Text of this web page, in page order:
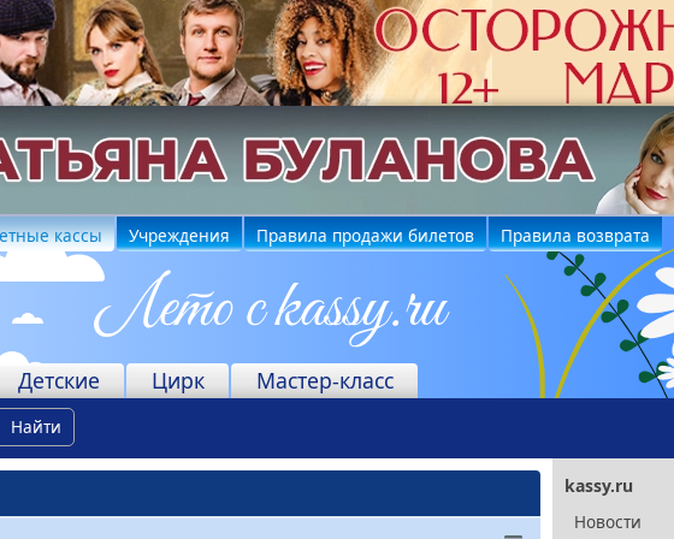
кассы Учреждения Правила продажи билетов Правила возврата
Детские Цирк Мастер-класс
Найти
kassy.ru
Новости